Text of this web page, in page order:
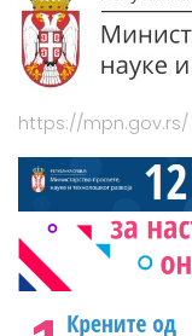
https://mpn.gov.rs/